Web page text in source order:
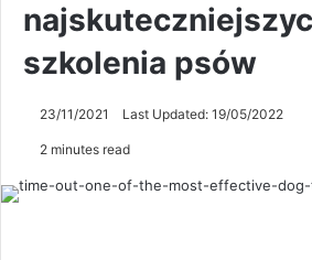
szkolenia psów
23/11/2021 Last Updated: 19/05/2022
2 minutes read